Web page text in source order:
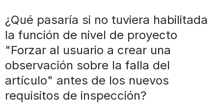
caso
de
fallo
de
un
elemento"
una
¿Qué pasaría si no tuviera habilitada
la función de nivel de proyecto
"Forzar al usuario a crear una
observación sobre la falla del
artículo" antes de los nuevos
requisitos de inspección?